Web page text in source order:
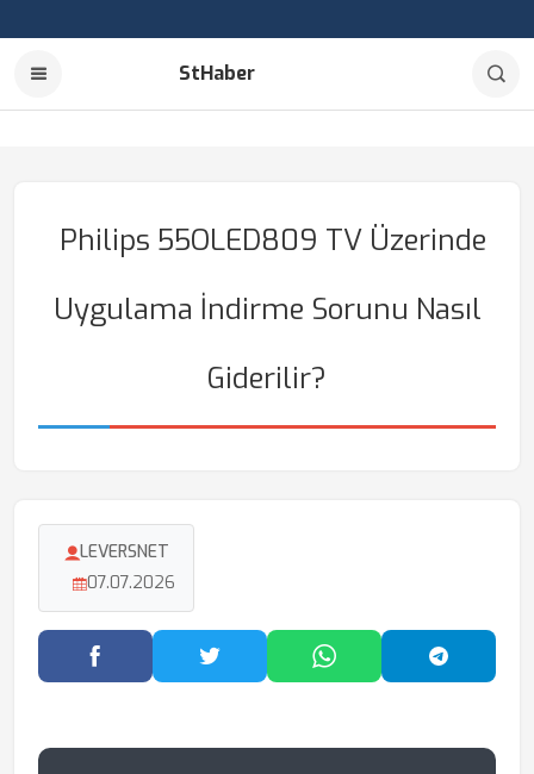
StHaber
Philips 55OLED809 TV Üzerinde
Uygulama İndirme Sorunu Nasıl
Giderilir?
LEVERSNET
07.07.2026
Facebook'ta PaylaşTwitter'da PaylaşWhatsApp'ta Paylaş